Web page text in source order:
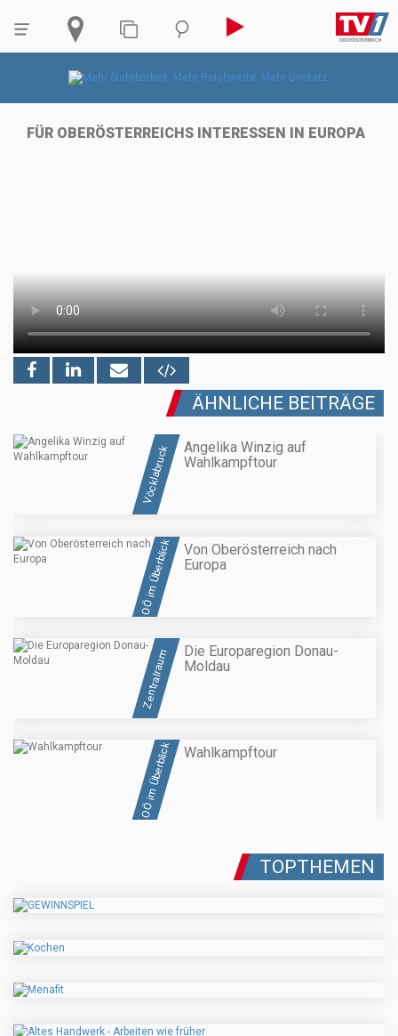
FÜR OBERÖSTERREICHS INTERESSEN IN EUROPA
ÄHNLICHE BEITRÄGE
Vöcklabruck
Angelika Winzig auf
Wahlkampftour
OÖ im Überblick
Von Oberösterreich nach
Europa
Zentralraum
Die Europaregion Donau-
Moldau
OÖ im Überblick Wahlkampftour
TOPTHEMEN